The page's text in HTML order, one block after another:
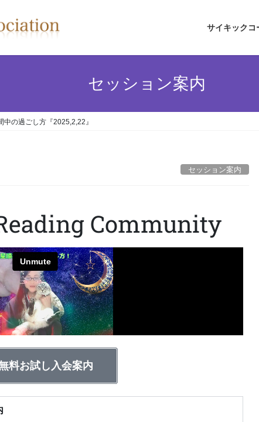
サイキックコ
セッション案内
の過ごし方『2025,2,22』
セッション案内
Community
料お試し入会案内